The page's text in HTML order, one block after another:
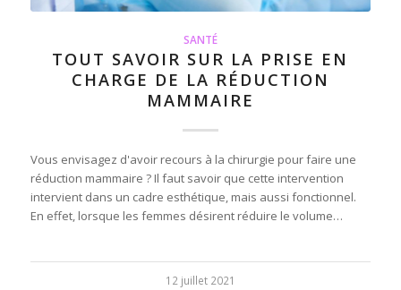
SANTÉ
TOUT SAVOIR SUR LA PRISE EN
CHARGE DE LA RÉDUCTION
MAMMAIRE
Vous envisagez d'avoir recours à la chirurgie pour faire une
réduction mammaire ? Il faut savoir que cette intervention
intervient dans un cadre esthétique, mais aussi fonctionnel.
En effet, lorsque les femmes désirent réduire le volume…
12 juillet 2021